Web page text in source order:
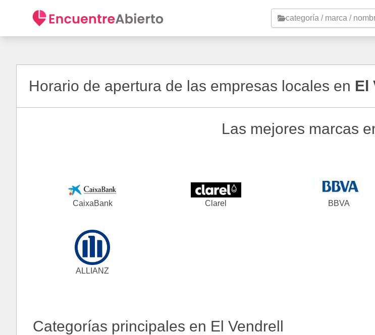
Horario de apertura de las empresas locales en El
Las mejores marcas
CaixaBank Clarel BBVA
ALLIANZ
Categorías principales en El Vendrell